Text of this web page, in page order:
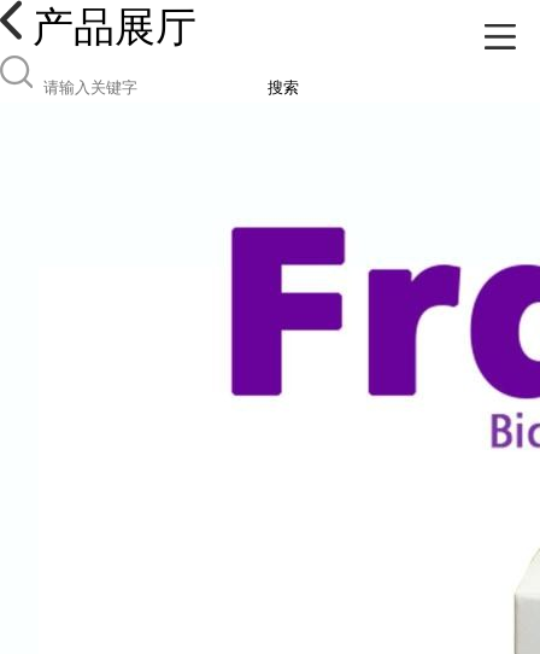
产品展厅
搜索